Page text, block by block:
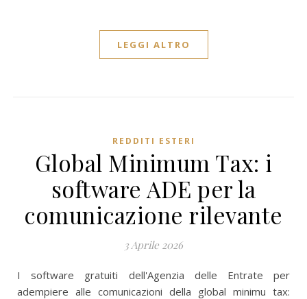
LEGGI ALTRO
REDDITI ESTERI
Global Minimum Tax: i
software ADE per la
comunicazione rilevante
3 Aprile 2026
I software gratuiti dell'Agenzia delle Entrate per
adempiere alle comunicazioni della global minimu tax: